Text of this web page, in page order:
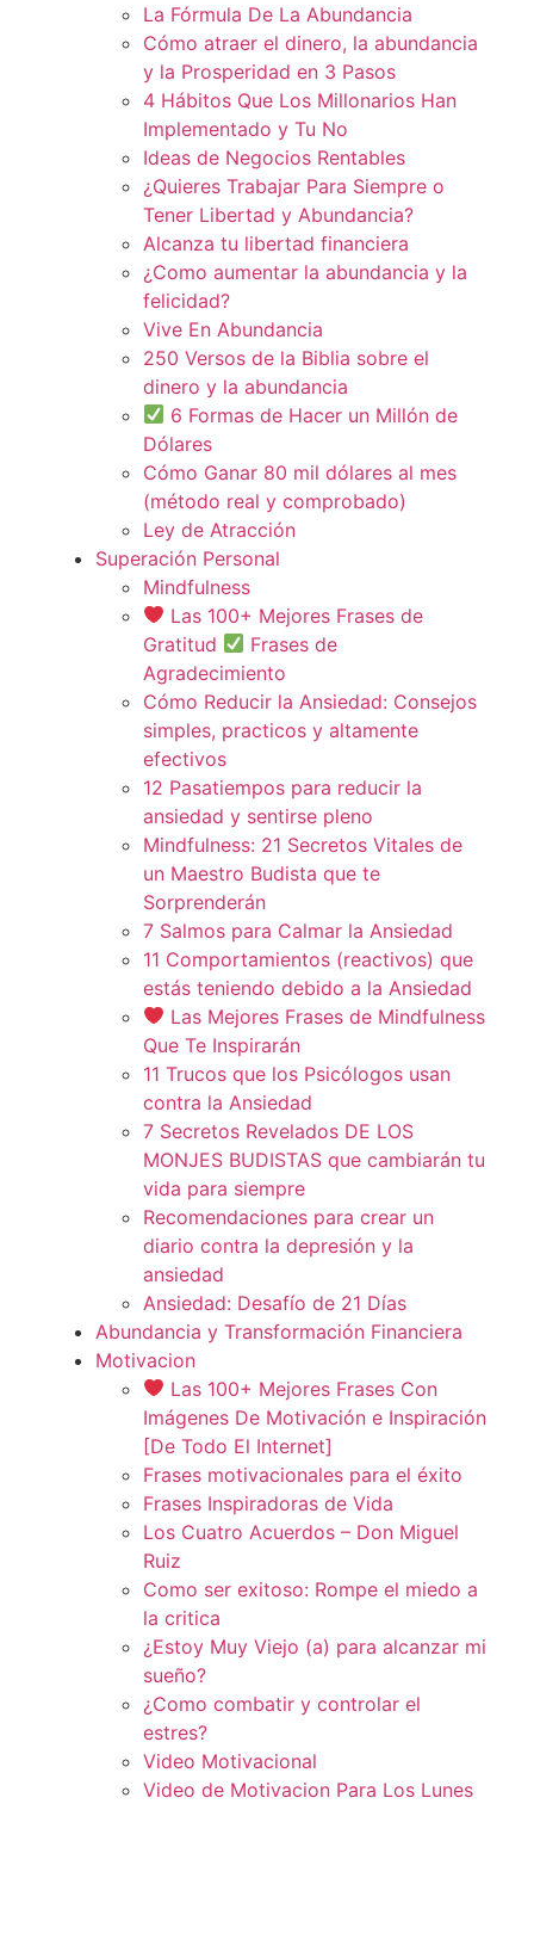
La Fórmula De La Abundancia
Cómo atraer el dinero, la abundancia
y la Prosperidad en 3 Pasos
4 Hábitos Que Los Millonarios Han
Implementado y Tu No
Ideas de Negocios Rentables
¿Quieres Trabajar Para Siempre o
Tener Libertad y Abundancia?
Alcanza tu libertad financiera
¿Como aumentar la abundancia y la
felicidad?
Vive En Abundancia
250 Versos de la Biblia sobre el
dinero y la abundancia
6 Formas de Hacer un Millón de
Dólares
Cómo Ganar 80 mil dólares al mes
(método real y comprobado)
Ley de Atracción
Superación Personal
Mindfulness
Las 100+ Mejores Frases de
Gratitud
Frases de
Agradecimiento
Cómo Reducir la Ansiedad: Consejos
simples, practicos y altamente
efectivos
12 Pasatiempos para reducir la
ansiedad y sentirse pleno
Mindfulness: 21 Secretos Vitales de
un Maestro Budista que te
Sorprenderán
7 Salmos para Calmar la Ansiedad
11 Comportamientos (reactivos) que
estás teniendo debido a la Ansiedad
Las Mejores Frases de Mindfulness
Que Te Inspirarán
11 Trucos que los Psicólogos usan
contra la Ansiedad
7 Secretos Revelados DE LOS
MONJES BUDISTAS que cambiarán tu
vida para siempre
Recomendaciones para crear un
diario contra la depresión y la
ansiedad
Ansiedad: Desafío de 21 Días
Abundancia y Transformación Financiera
Motivacion
Las 100+ Mejores Frases Con
Imágenes De Motivación e Inspiración
[De Todo El Internet]
Frases motivacionales para el éxito
Frases Inspiradoras de Vida
Los Cuatro Acuerdos – Don Miguel
Ruiz
Como ser exitoso: Rompe el miedo a
la critica
¿Estoy Muy Viejo (a) para alcanzar mi
sueño?
¿Como combatir y controlar el
estres?
Video Motivacional
Video de Motivacion Para Los Lunes